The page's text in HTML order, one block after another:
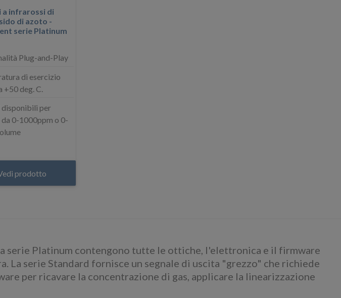
a infrarossi di
di azoto -
serie Platinum
Plug-and-Play
di esercizio
+50 deg. C.
disponibili per
0-1000ppm o 0-
prodotto
serie Platinum contengono tutte le ottiche, l'elettronica e il firmware
La serie Standard fornisce un segnale di uscita "grezzo" che richiede
per ricavare la concentrazione di gas, applicare la linearizzazione